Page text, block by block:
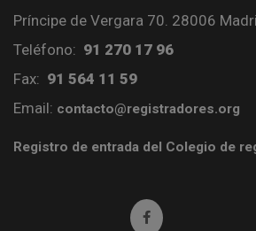
Príncipe de Vergara 70. 28006
Teléfono: 91 270 17 96
Fax: 91 564 11 59
Email: contacto@registradores.org
Registro de entrada del Colegio de
Ir a facebook